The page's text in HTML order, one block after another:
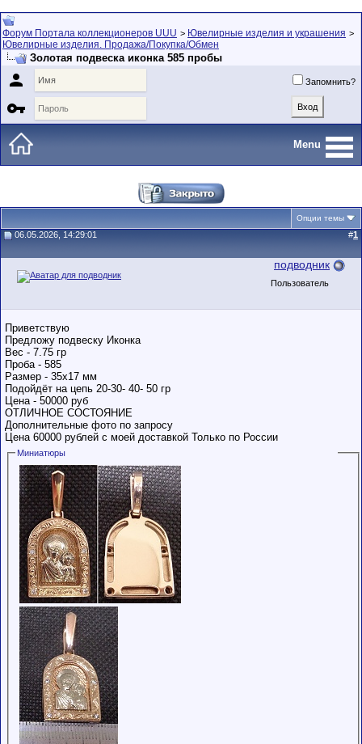
Форум Портала коллекционеров UUU > Ювелирные изделия и украшения >
Ювелирные изделия. Продажа/Покупка/Обмен
Золотая подвеска иконка 585 пробы
 Запомнить?

Menu
Опции темы
06.05.2026, 14:29:01 #1
подводник
Пользователь
Приветствую
Предложу подвеску Иконка
Вес - 7.75 гр
Проба - 585
Размер - 35х17 мм
Подойдёт на цепь 20-30- 40- 50 гр
Цена - 50000 руб
ОТЛИЧНОЕ СОСТОЯНИЕ
Дополнительные фото по запросу
Цена 60000 рублей с моей доставкой Только по России
Миниатюры